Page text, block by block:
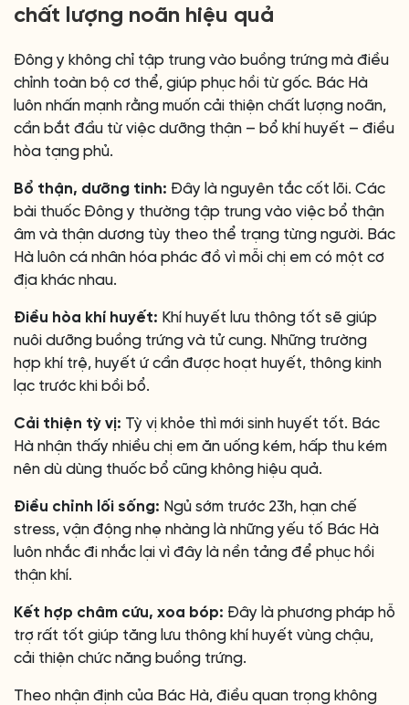
chất lượng noãn hiệu quả
Đông y không chỉ tập trung vào buồng trứng mà điều
chỉnh toàn bộ cơ thể, giúp phục hồi từ gốc. Bác Hà
luôn nhấn mạnh rằng muốn cải thiện chất lượng noãn,
cần bắt đầu từ việc dưỡng thận – bổ khí huyết – điều
hòa tạng phủ.
Bổ thận, dưỡng tinh: Đây là nguyên tắc cốt lõi. Các
bài thuốc Đông y thường tập trung vào việc bổ thận
âm và thận dương tùy theo thể trạng từng người. Bác
Hà luôn cá nhân hóa phác đồ vì mỗi chị em có một cơ
địa khác nhau.
Điều hòa khí huyết: Khí huyết lưu thông tốt sẽ giúp
nuôi dưỡng buồng trứng và tử cung. Những trường
hợp khí trệ, huyết ứ cần được hoạt huyết, thông kinh
lạc trước khi bồi bổ.
Cải thiện tỳ vị: Tỳ vị khỏe thì mới sinh huyết tốt. Bác
Hà nhận thấy nhiều chị em ăn uống kém, hấp thu kém
nên dù dùng thuốc bổ cũng không hiệu quả.
Điều chỉnh lối sống: Ngủ sớm trước 23h, hạn chế
stress, vận động nhẹ nhàng là những yếu tố Bác Hà
luôn nhắc đi nhắc lại vì đây là nền tảng để phục hồi
thận khí.
Kết hợp châm cứu, xoa bóp: Đây là phương pháp hỗ
trợ rất tốt giúp tăng lưu thông khí huyết vùng chậu,
cải thiện chức năng buồng trứng.
Theo nhận định của Bác Hà, điều quan trọng không